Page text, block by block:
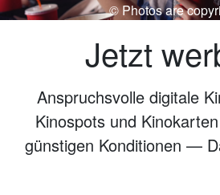
© Photos are
Jetzt
Anspruchsvolle digitale
Kinospots und
günstigen Konditionen —